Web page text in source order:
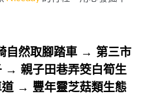
自然取腳踏車 → 第三市
→ 親子田巷弄筊白筍生
→ 豐年靈芝菇類生態